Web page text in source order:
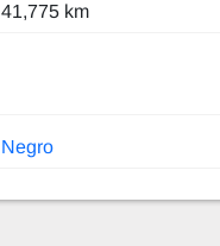
41,775 km
Negro